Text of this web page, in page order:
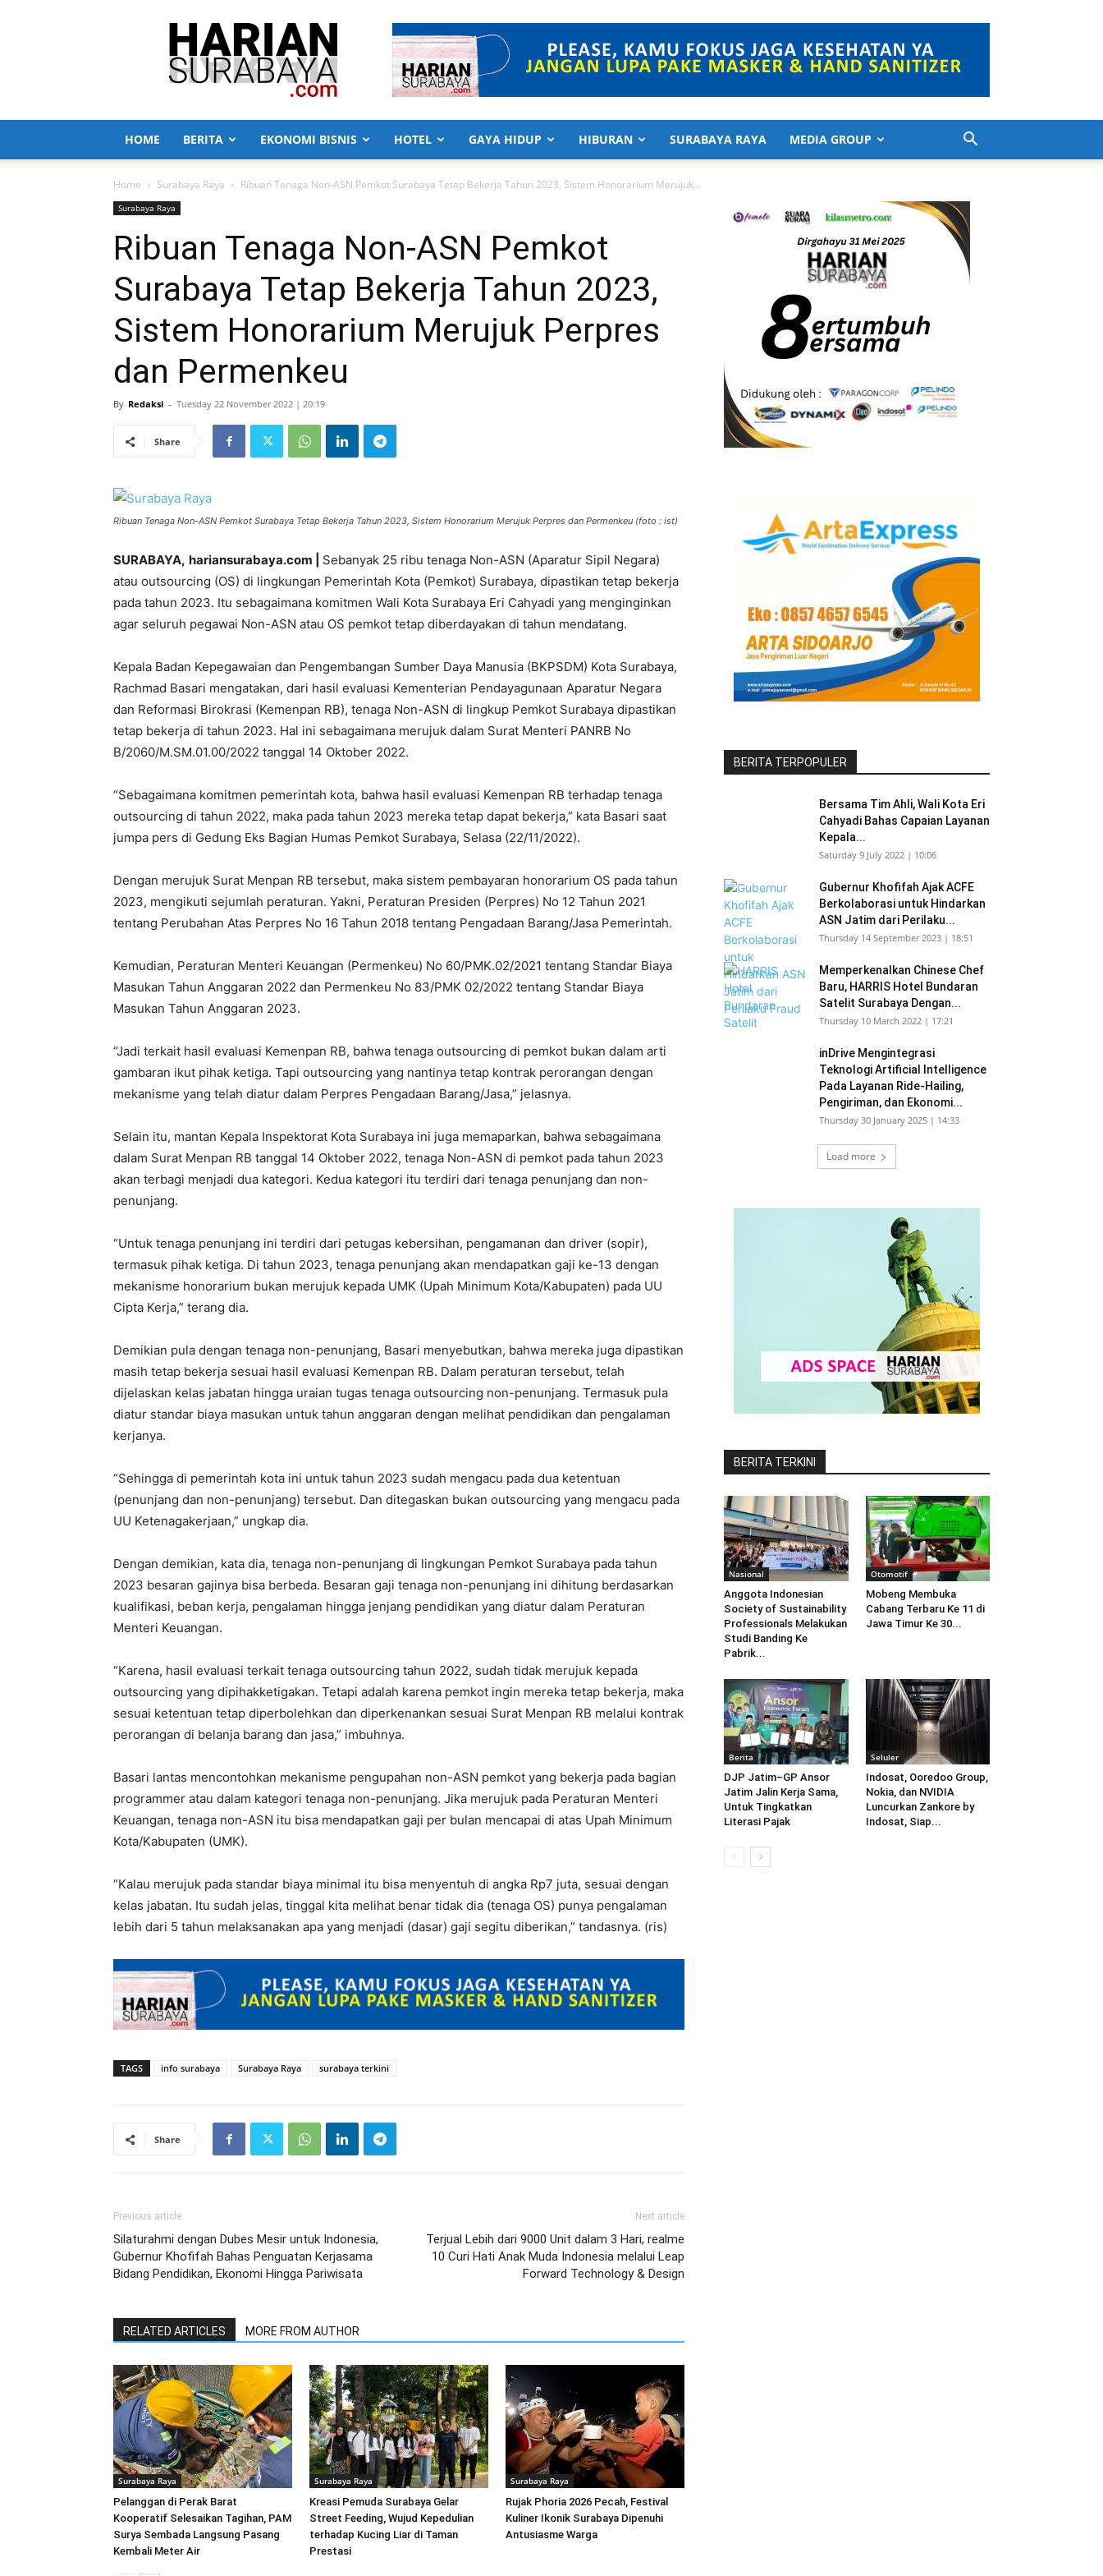
Harian
Surabaya
HOME BERITA EKONOMI BISNIS HOTEL GAYA HIDUP HIBURAN SURABAYA RAYA MEDIA GROUP
Home Surabaya Raya Ribuan Tenaga Non-ASN Pemkot Surabaya Tetap Bekerja Tahun 2023, Sistem Honorarium Merujuk...
Surabaya Raya
Ribuan Tenaga Non-ASN Pemkot
Surabaya Tetap Bekerja Tahun 2023,
Sistem Honorarium Merujuk Perpres
dan Permenkeu
By Redaksi - Tuesday 22 November 2022 | 20:19
Share
Ribuan Tenaga Non-ASN Pemkot Surabaya Tetap Bekerja Tahun 2023, Sistem Honorarium Merujuk Perpres dan Permenkeu (foto : ist)
SURABAYA, hariansurabaya.com
Sebanyak 25 ribu tenaga Non-ASN (Aparatur Sipil Negara)
atau outsourcing (OS) di lingkungan Pemerintah Kota (Pemkot) Surabaya, dipastikan tetap bekerja
pada tahun 2023. Itu sebagaimana komitmen Wali Kota Surabaya Eri Cahyadi yang menginginkan
agar seluruh pegawai Non-ASN atau OS pemkot tetap diberdayakan di tahun mendatang.
Kepala Badan Kepegawaian dan Pengembangan Sumber Daya Manusia (BKPSDM) Kota Surabaya,
Rachmad Basari mengatakan, dari hasil evaluasi Kementerian Pendayagunaan Aparatur Negara
dan Reformasi Birokrasi (Kemenpan RB), tenaga Non-ASN di lingkup Pemkot Surabaya dipastikan
tetap bekerja di tahun 2023. Hal ini sebagaimana merujuk dalam Surat Menteri PANRB No
B/2060/M.SM.01.00/2022 tanggal 14 Oktober 2022.
“Sebagaimana komitmen pemerintah kota, bahwa hasil evaluasi Kemenpan RB terhadap tenaga
outsourcing di tahun 2022, maka pada tahun 2023 mereka tetap dapat bekerja,” kata Basari saat
jumpa pers di Gedung Eks Bagian Humas Pemkot Surabaya, Selasa (22/11/2022).
Dengan merujuk Surat Menpan RB tersebut, maka sistem pembayaran honorarium OS pada tahun
2023, mengikuti sejumlah peraturan. Yakni, Peraturan Presiden (Perpres) No 12 Tahun 2021
tentang Perubahan Atas Perpres No 16 Tahun 2018 tentang Pengadaan Barang/Jasa Pemerintah.
Kemudian, Peraturan Menteri Keuangan (Permenkeu) No 60/PMK.02/2021 tentang Standar Biaya
Masukan Tahun Anggaran 2022 dan Permenkeu No 83/PMK 02/2022 tentang Standar Biaya
Masukan Tahun Anggaran 2023.
“Jadi terkait hasil evaluasi Kemenpan RB, bahwa tenaga outsourcing di pemkot bukan dalam arti
gambaran ikut pihak ketiga. Tapi outsourcing yang nantinya tetap kontrak perorangan dengan
mekanisme yang telah diatur dalam Perpres Pengadaan Barang/Jasa,” jelasnya.
Selain itu, mantan Kepala Inspektorat Kota Surabaya ini juga memaparkan, bahwa sebagaimana
dalam Surat Menpan RB tanggal 14 Oktober 2022, tenaga Non-ASN di pemkot pada tahun 2023
akan terbagi menjadi dua kategori. Kedua kategori itu terdiri dari tenaga penunjang dan non-
penunjang.
“Untuk tenaga penunjang ini terdiri dari petugas kebersihan, pengamanan dan driver (sopir),
termasuk pihak ketiga. Di tahun 2023, tenaga penunjang akan mendapatkan gaji ke-13 dengan
mekanisme honorarium bukan merujuk kepada UMK (Upah Minimum Kota/Kabupaten) pada UU
Cipta Kerja,” terang dia.
Demikian pula dengan tenaga non-penunjang, Basari menyebutkan, bahwa mereka juga dipastikan
masih tetap bekerja sesuai hasil evaluasi Kemenpan RB. Dalam peraturan tersebut, telah
dijelaskan kelas jabatan hingga uraian tugas tenaga outsourcing non-penunjang. Termasuk pula
diatur standar biaya masukan untuk tahun anggaran dengan melihat pendidikan dan pengalaman
kerjanya.
“Sehingga di pemerintah kota ini untuk tahun 2023 sudah mengacu pada dua ketentuan
(penunjang dan non-penunjang) tersebut. Dan ditegaskan bukan outsourcing yang mengacu pada
UU Ketenagakerjaan,” ungkap dia.
Dengan demikian, kata dia, tenaga non-penunjang di lingkungan Pemkot Surabaya pada tahun
2023 besaran gajinya bisa berbeda. Besaran gaji tenaga non-penunjang ini dihitung berdasarkan
kualifikasi, beban kerja, pengalaman hingga jenjang pendidikan yang diatur dalam Peraturan
Menteri Keuangan.
“Karena, hasil evaluasi terkait tenaga outsourcing tahun 2022, sudah tidak merujuk kepada
outsourcing yang dipihakketigakan. Tetapi adalah karena pemkot ingin mereka tetap bekerja, maka
sesuai ketentuan tetap diperbolehkan dan diperkenankan sesuai Surat Menpan RB melalui kontrak
perorangan di belanja barang dan jasa,” imbuhnya.
Basari lantas mencontohkan mekanisme pengupahan non-ASN pemkot yang bekerja pada bagian
programmer atau dalam kategori tenaga non-penunjang. Jika merujuk pada Peraturan Menteri
Keuangan, tenaga non-ASN itu bisa mendapatkan gaji per bulan mencapai di atas Upah Minimum
Kota/Kabupaten (UMK).
“Kalau merujuk pada standar biaya minimal itu bisa menyentuh di angka Rp7 juta, sesuai dengan
kelas jabatan. Itu sudah jelas, tinggal kita melihat benar tidak dia (tenaga OS) punya pengalaman
lebih dari 5 tahun melaksanakan apa yang menjadi (dasar) gaji segitu diberikan,” tandasnya. (ris)
TAGS info surabaya Surabaya Raya surabaya terkini
Share
Previous article
Silaturahmi dengan Dubes Mesir untuk Indonesia,
Gubernur Khofifah Bahas Penguatan Kerjasama
Bidang Pendidikan, Ekonomi Hingga Pariwisata
Next article
Terjual Lebih dari 9000 Unit dalam 3 Hari, realme
10 Curi Hati Anak Muda Indonesia melalui Leap
Forward Technology & Design
RELATED ARTICLES MORE FROM AUTHOR
Surabaya Raya
Pelanggan di Perak Barat
Kooperatif Selesaikan Tagihan, PAM
Surya Sembada Langsung Pasang
Kembali Meter Air
Surabaya Raya
Kreasi Pemuda Surabaya Gelar
Street Feeding, Wujud Kepedulian
terhadap Kucing Liar di Taman
Prestasi
Surabaya Raya
Rujak Phoria 2026 Pecah, Festival
Kuliner Ikonik Surabaya Dipenuhi
Antusiasme Warga
BERITA TERPOPULER
Bersama Tim Ahli, Wali Kota Eri
Cahyadi Bahas Capaian Layanan
Kepala...
Saturday 9 July 2022 | 10:06
Gubernur Khofifah Ajak ACFE
Berkolaborasi untuk Hindarkan
ASN Jatim dari Perilaku...
Thursday 14 September 2023 | 18:51
Memperkenalkan Chinese Chef
Baru, HARRIS Hotel Bundaran
Satelit Surabaya Dengan...
Thursday 10 March 2022 | 17:21
inDrive Mengintegrasi
Teknologi Artificial Intelligence
Pada Layanan Ride-Hailing,
Pengiriman, dan Ekonomi...
Thursday 30 January 2025 | 14:33
Load more
BERITA TERKINI
Nasional
Anggota Indonesian
Society of Sustainability
Professionals Melakukan
Studi Banding Ke
Pabrik...
Otomotif
Mobeng Membuka
Cabang Terbaru Ke 11 di
Jawa Timur Ke 30...
Berita
DJP Jatim–GP Ansor
Jatim Jalin Kerja Sama,
Untuk Tingkatkan
Literasi Pajak
Seluler
Indosat, Ooredoo Group,
Nokia, dan NVIDIA
Luncurkan Zankore by
Indosat, Siap...